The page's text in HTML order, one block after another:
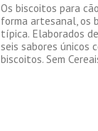
Os biscoitos para
forma artesanal, os
típica. Elaborados
seis sabores únicos
biscoitos. Sem